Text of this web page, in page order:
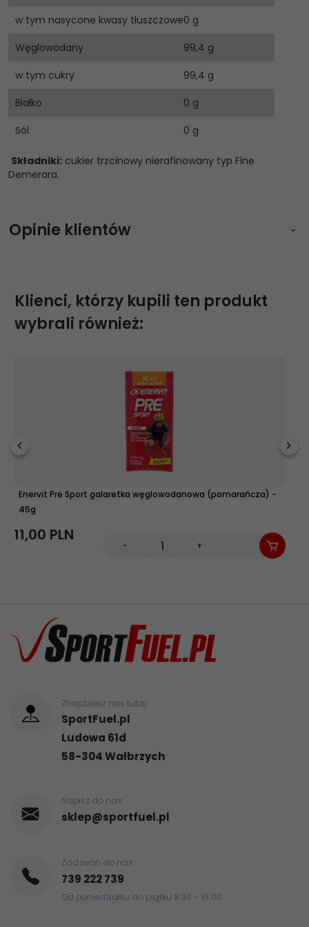
w tym nasycone kwasy tłuszczowe0 g
Węglowodany
99,4 g
w tym cukry
99,4 g
Białko
0 g
Sól
0 g
Składniki: cukier trzcinowy nierafinowany typ Fine
Demerara.
Opinie klientów
Klienci, którzy kupili ten produkt
wybrali również:
Enervit Pre Sport galaretka węglowodanowa (pomarańcza) -
45g
11,00 PLN
- +
Znajdziesz nas tutaj:
SportFuel.pl
Ludowa 61d
58-304Wałbrzych
Napisz do nas:
sklep@sportfuel.pl
Zadzwoń do nas:
739 222 739
Od poniedziałku do piątku 8:30 - 16:00